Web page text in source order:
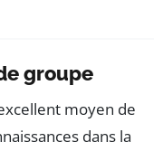
groupe
moyen de
dans la